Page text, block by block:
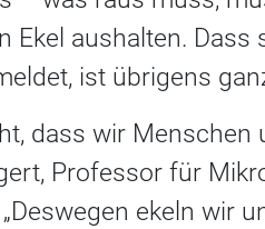
Ekel aushalten.
ist übrigens
dass wir Menschen
Professor für
ekeln wir